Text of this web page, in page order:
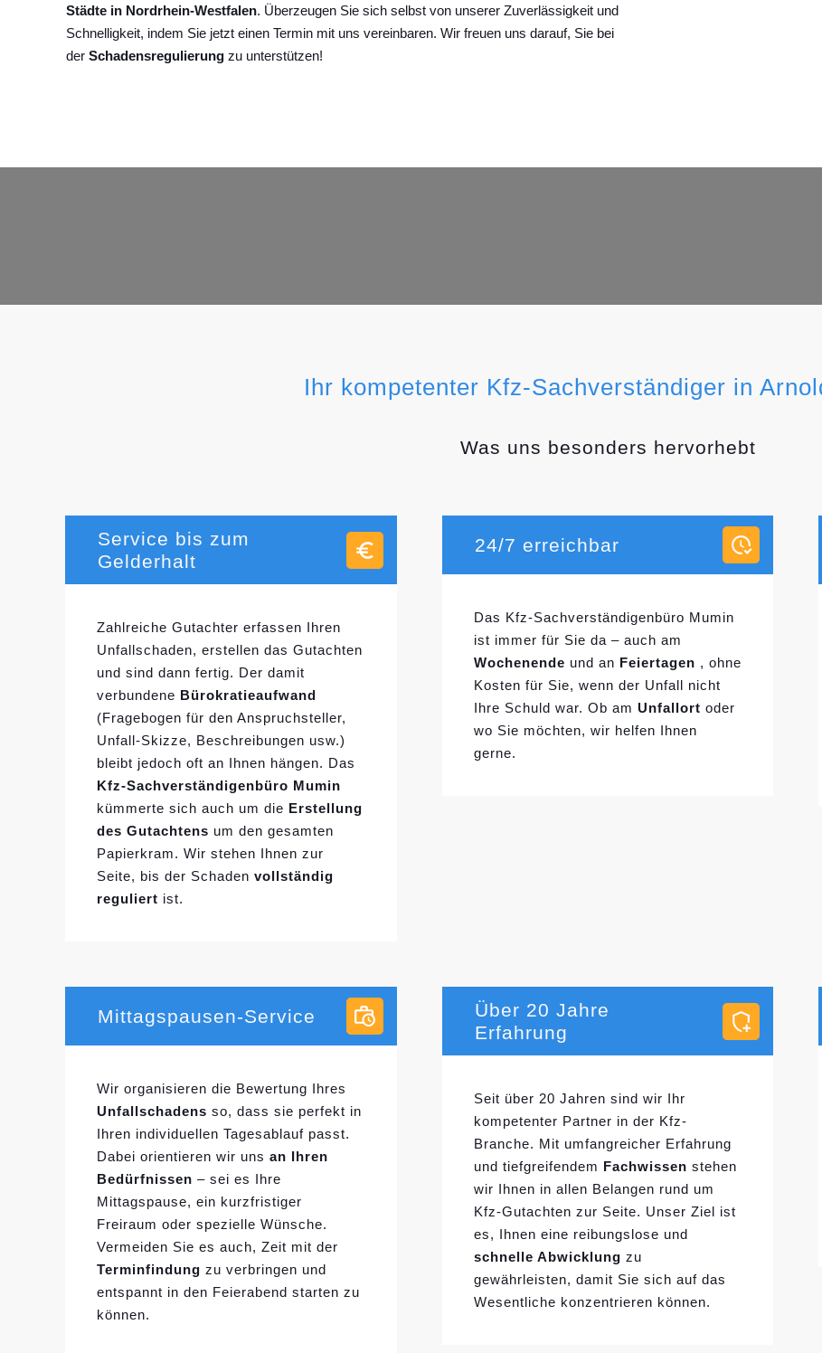
Städte in Nordrhein-Westfalen. Überzeugen Sie sich selbst von unserer Zuverlässigkeit und
Schnelligkeit, indem Sie jetzt einen Termin mit uns vereinbaren. Wir freuen uns darauf, Sie bei
der Schadensregulierung zu unterstützen!
Ihr kompetenter Kfz-Sachverständiger in
Was uns besonders hervorhebt
Service bis zum
Gelderhalt
Zahlreiche Gutachter erfassen Ihren
Unfallschaden, erstellen das Gutachten
und sind dann fertig. Der damit
verbundene Bürokratieaufwand
(Fragebogen für den Anspruchsteller,
Unfall-Skizze, Beschreibungen usw.)
bleibt jedoch oft an Ihnen hängen. Das
Kfz-Sachverständigenbüro Mumin
kümmerte sich auch um die Erstellung
des Gutachtens um den gesamten
Papierkram. Wir stehen Ihnen zur
Seite, bis der Schaden vollständig
reguliert ist.
24/7 erreichbar
Das Kfz-Sachverständigenbüro Mumin
ist immer für Sie da – auch am
Wochenende und an Feiertagen , ohne
Kosten für Sie, wenn der Unfall nicht
Ihre Schuld war. Ob am Unfallort oder
wo Sie möchten, wir helfen Ihnen
gerne.
Mittagspausen-Service
Wir organisieren die Bewertung Ihres
Unfallschadens so, dass sie perfekt in
Ihren individuellen Tagesablauf passt.
Dabei orientieren wir uns an Ihren
Bedürfnissen – sei es Ihre
Mittagspause, ein kurzfristiger
Freiraum oder spezielle Wünsche.
Vermeiden Sie es auch, Zeit mit der
Terminfindung zu verbringen und
entspannt in den Feierabend starten zu
können.
Über 20 Jahre
Erfahrung
Seit über 20 Jahren sind wir Ihr
kompetenter Partner in der Kfz-
Branche. Mit umfangreicher Erfahrung
und tiefgreifendem Fachwissen stehen
wir Ihnen in allen Belangen rund um
Kfz-Gutachten zur Seite. Unser Ziel ist
es, Ihnen eine reibungslose und
schnelle Abwicklung zu
gewährleisten, damit Sie sich auf das
Wesentliche konzentrieren können.